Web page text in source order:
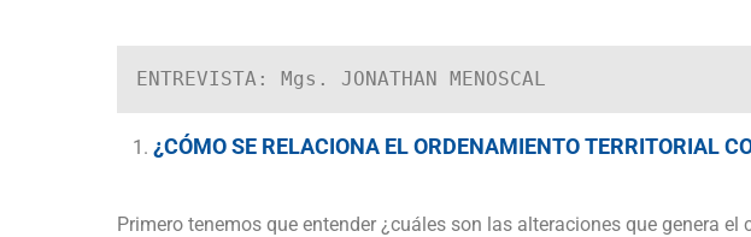
ENTREVISTA: Mgs. JONATHAN MENOSCAL
¿CÓMO SE RELACIONA EL ORDENAMIENTO TERRITORIAL
Primero tenemos que entender ¿cuáles son las alteraciones que genera